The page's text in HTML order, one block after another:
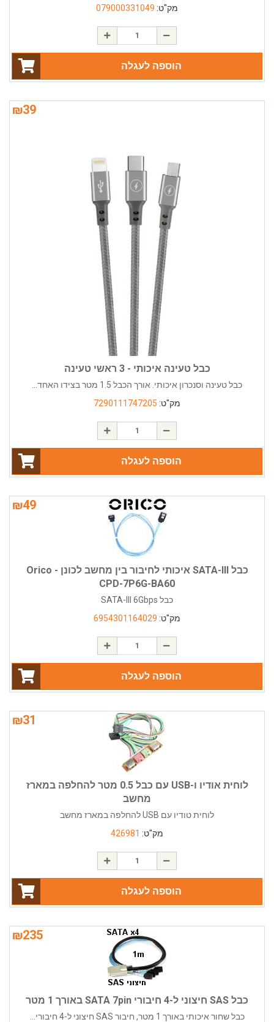
מק"ט: 079000331049
הוספה לעגלה
₪39
כבל טעינה איכותי - 3 ראשי טעינה
כבל טעינה וסנכרון איכותי. אורך הכבל 1.5 מטר בצידו האחד...
מק"ט: 7290111747205
הוספה לעגלה
₪49
כבל SATA-III איכותי לחיבור בין מחשב לכונן - Orico
CPD-7P6G-BA60
כבל SATA-III 6Gbps
מק"ט: 6954301164029
הוספה לעגלה
₪31
לוחית אודיו ו-USB עם כבל 0.5 מטר להחלפה במארז
מחשב
לוחית טודיו עם USB להחלפה במארז מחשב
מק"ט: 426981
הוספה לעגלה
₪235
כבל SAS חיצוני ל-4 חיבורי SATA 7pin באורך 1 מטר
כבל שחור איכותי באורך 1 מטר, חיבור SAS חיצוני ל-4 חיבורי...